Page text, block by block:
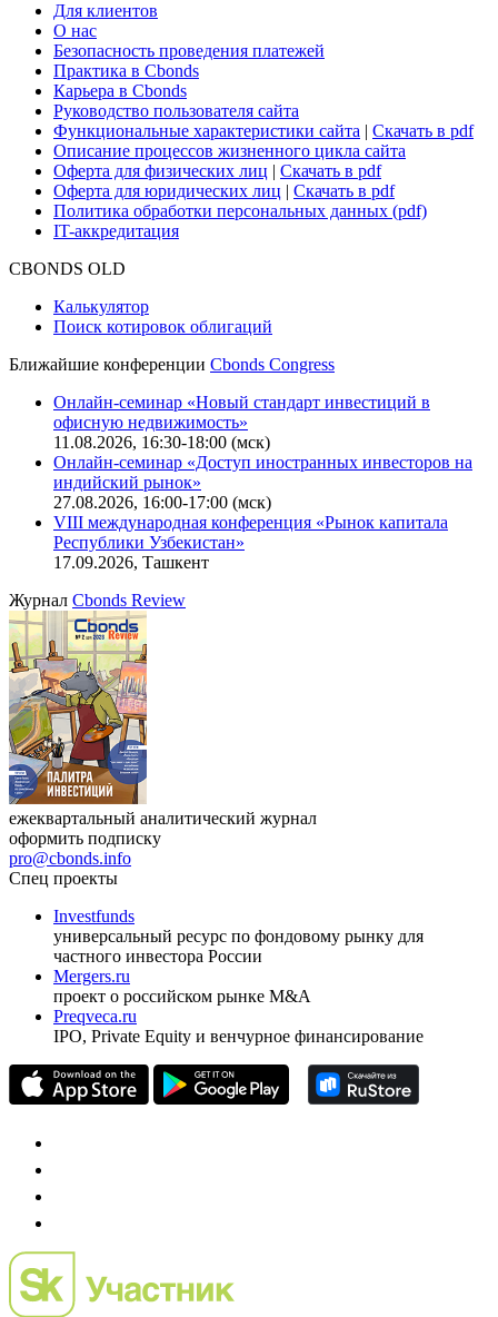
Для клиентов
О нас
Безопасность проведения платежей
Практика в Cbonds
Карьера в Cbonds
Руководство пользователя сайта
Функциональные характеристики сайта | Скачать в pdf
Описание процессов жизненного цикла сайта
Оферта для физических лиц | Скачать в pdf
Оферта для юридических лиц | Скачать в pdf
Политика обработки персональных данных (pdf)
IT-аккредитация
CBONDS OLD
Калькулятор
Поиск котировок облигаций
Ближайшие конференции Cbonds Congress
Онлайн-семинар «Новый стандарт инвестиций в
офисную недвижимость»
11.08.2026, 16:30-18:00 (мск)
Онлайн-семинар «Доступ иностранных инвесторов на
индийский рынок»
27.08.2026, 16:00-17:00 (мск)
VIII международная конференция «Рынок капитала
Республики Узбекистан»
17.09.2026, Ташкент
Журнал Cbonds Review
ежеквартальный аналитический журнал
оформить подписку
pro@cbonds.info
Спец проекты
Investfunds
универсальный ресурс по фондовому рынку для
частного инвестора России
Mergers.ru
проект о российском рынке M&A
Preqveca.ru
IPO, Private Equity и венчурное финансирование